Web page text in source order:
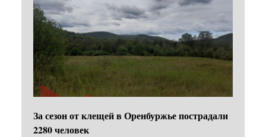
За сезон от клещей в Оренбуржье пострадали
2280 человек